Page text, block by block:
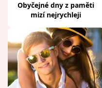
Obyčejné dny z paměti
mizí nejrychleji